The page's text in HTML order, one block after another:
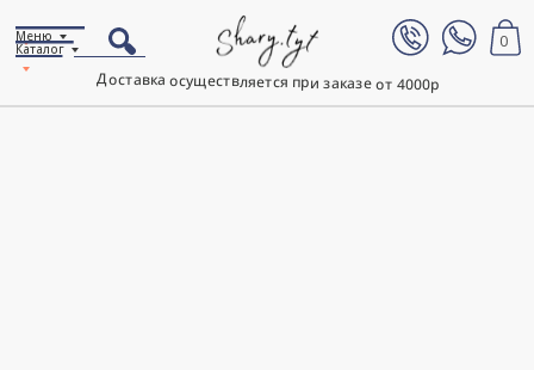
Доставка осуществляется при заказе от 4000р
0
Каталог
Меню